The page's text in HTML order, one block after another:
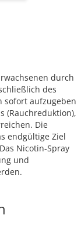
durch
des
sofort aufzugeben
(Rauchreduktion),
Die
endgültige Ziel
Nicotin-Spray
und